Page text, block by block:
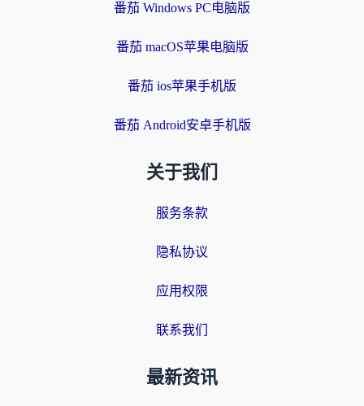
番茄 Windows PC电脑版
番茄 macOS苹果电脑版
番茄 ios苹果手机版
番茄 Android安卓手机版
关于我们
服务条款
隐私协议
应用权限
联系我们
最新资讯